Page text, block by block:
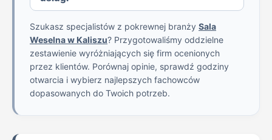
Szukasz specjalistów z pokrewnej branży Sala
Weselna w Kaliszu? Przygotowaliśmy oddzielne
zestawienie wyróżniających się firm ocenionych
przez klientów. Porównaj opinie, sprawdź godziny
otwarcia i wybierz najlepszych fachowców
dopasowanych do Twoich potrzeb.